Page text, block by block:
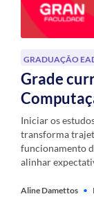
GRADUAÇÃO
Grade
Iniciar os
transforma
funcionamento
alinhar
Aline Damettos •